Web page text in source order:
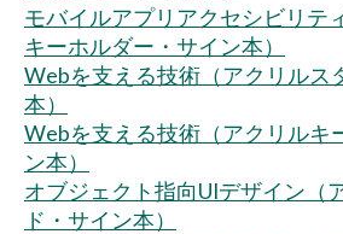
モバイルアプリアクセシビリテ
キーホルダー・サイン本）
Webを支える技術（アクリルス
本）
Webを支える技術（アクリルキ
ン本）
オブジェクト指向UIデザイン（
ド・サイン本）